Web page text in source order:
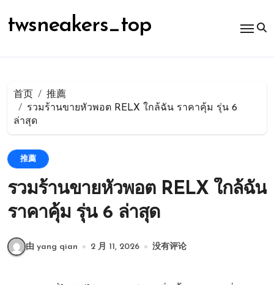
容
twsneakers_top
首页
推薦
รวมร้านขายหัวพอต RELX ใกล้ฉัน ราคาคุ้ม รุ่น 6
ล่าสุด
推薦
รวมร้านขายหัวพอต RELX ใกล้ฉัน
ราคาคุ้ม รุ่น 6 ล่าสุด
由 yang qian 2 月 11, 2026 没有评论